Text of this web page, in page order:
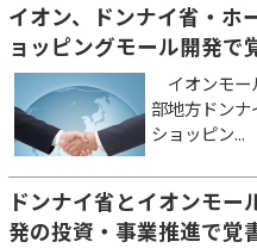
イオン、ドンナイ省・ホ
ョッピングモール開発で
イオンモー
部地方ドンナ
ショッピン...
ドンナイ省とイオンモ
発の投資・事業推進で覚